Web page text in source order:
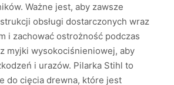
Ważne jest, aby zawsze
obsługi dostarczonych wraz
i zachować ostrożność podczas
myjki wysokociśnieniowej, aby
i urazów. Pilarka Stihl to
do cięcia drewna, które jest